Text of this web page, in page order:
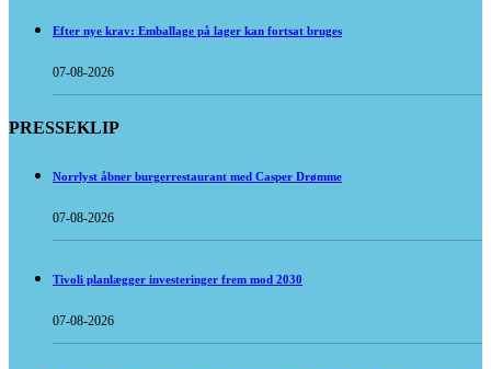
Efter nye krav: Emballage på lager kan fortsat bruges
07-08-2026
PRESSEKLIP
Norrlyst åbner burgerrestaurant med Casper Drømme
07-08-2026
Tivoli planlægger investeringer frem mod 2030
07-08-2026